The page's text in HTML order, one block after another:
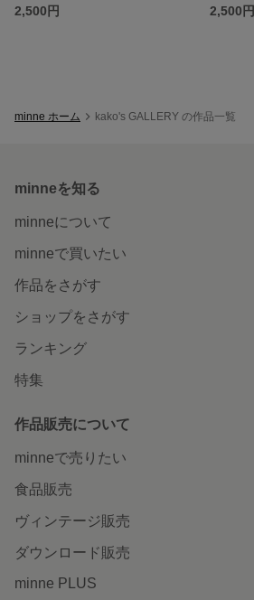
2,500円
2,500円
minne ホーム kako's GALLERY の作品一覧
minneを知る
minneについて
minneで買いたい
作品をさがす
ショップをさがす
ランキング
特集
作品販売について
minneで売りたい
食品販売
ヴィンテージ販売
ダウンロード販売
minne PLUS